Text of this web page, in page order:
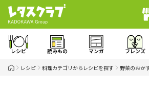
レシピ 読みもの マンガ フレンズ
レシピ 料理カテゴリからレシピを探す 野菜のおか